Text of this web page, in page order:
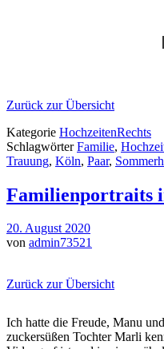
Zurück zur Übersicht
Kategorie HochzeitenRechts
SchlagwörterFamilie,
Trauung, Köln, Paar,
Familienportraits
20. August 2020
von admin73521
Zurück zur Übersicht
Ich hatte die Freude, Manu
zuckersüßen Tochter Marli